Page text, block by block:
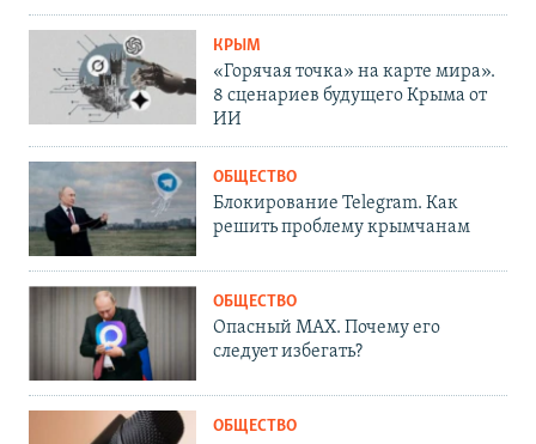
КРЫМ
«Горячая точка» на карте мира».
8 сценариев будущего Крыма от
ИИ
ОБЩЕСТВО
Блокирование Telegram. Как
решить проблему крымчанам
ОБЩЕСТВО
Опасный MAX. Почему его
следует избегать?
ОБЩЕСТВО